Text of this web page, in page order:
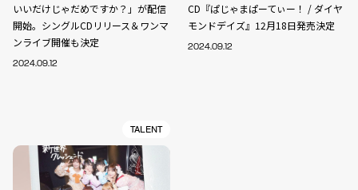
いいだけじゃだめですか？」が配信
開始。シングルCDリリース＆ワンマ
ンライブ開催も決定
2024.09.12
CD『ぱじゃまぱーてぃー！ / ダイヤ
モンドデイズ』12月18日発売決定
2024.09.12
TALENT